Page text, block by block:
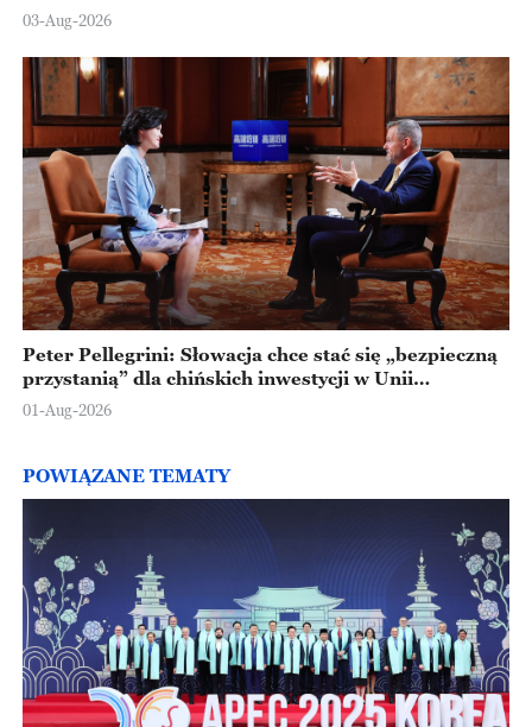
Ningbo
03-Aug-2026
Peter Pellegrini: Słowacja chce stać się „bezpieczną
przystanią” dla chińskich inwestycji w Unii
Europejskiej
01-Aug-2026
POWIĄZANE TEMATY